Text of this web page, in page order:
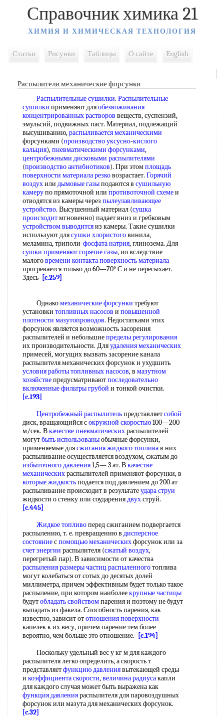
Справочник химика 21
ХИМИЯ И ХИМИЧЕСКАЯ ТЕХНОЛОГИЯ
Статьи Рисунки Таблицы О сайте English
Распылители механические форсунки
Распылительные сушилки. Распылительные
сушилки применяют дляобезвоживания
концентрированных растворов веществ, суспензий,
эмульсий, подвижных паст. Материал, подлежащий
высушиванию,распыливается механическими
форсунками (производство уксусно-кислого
кальция),пневматическими форсунками,
центробежными дисковыми распылителями
(производство антибиотиков). При этомплощадь
поверхности материала резковозрастает. Горячий
воздухили дымовые газыподаются в сушильную
камерупо прямоточной или противоточной схемеи
отводятся из камеры через пылеулавливающее
устройство. Высушенный материал (сушка
происходитмгновенно) падает вниз и гребковым
устройством выводитсяиз камеры. Такие сушилки
используют длясушки хлористоговинила,
меламина, триполи-фосфата натрия, глинозема. Для
сушки применяютгорячие газы, ио вследствие
малоговремени контактаповерхность материала
прогревается только до 60—70° С и не пересыхает.
Здесь [c.259]
Однакомеханические форсунки требуют
установки топливных насосов и повышенной
плотности мазутопроводов. Недостатками этих
форсунок является возможность засорения
распылителей и небольшиепределы регулирования
их производительности. Дляудаления механических
примесей, могущих вызвать засорение канала
распылителя механических форсунок и ухудшить
условия работытопливных насосов, в мазутном
хозяйствепредусматриваютпоследовательно
включенныефильтры грубой и тонкой очистки.
[c.193]
Центробежный распылительпредставляетсобой
диск, вращающийся сокружной скоростью100—200
м/сек. Вкачестве пневматическихраспылителей
могутбыть использованыобычные форсунки,
применяемые длясжигания жидкого топливав них
распыливание осуществляется воздухом, сжатым до
избыточного давления1,5— 3 ат. Вкачестве
механическихраспылителей применяют форсунки, в
которые жидкостьподается под давлением до 200 ат
распыливание происходит в результатеудара струи
жидкости о стенку или соударениядвухструй.
[c.445]
Жидкое топливоперед сжиганием подвергается
распылению, т. е. превращению в дисперсное
состояниеспомощью механическихфорсунок или за
счет энергии распылителя (сжатый воздух,
перегретый пар). В зависимости от качества
распыления размерычастиц распыленноготоплива
могут колебаться от сотых до десятых долей
миллиметра, причем эффективным будет только такое
распыление, при котором наиболеекрупные частицы
будутобладать свойствомпарения и поэтому не будут
выпадать из факела. Способность парения, как
известно, зависит ототношения поверхности
капелек к их весу, причем парение тем более
вероятно, чем больше это отношение.
[c.194]
Поскольку удельный вес у кг м для каждого
распылителя легко определить, а скорость т
представляетфункцию давлениявытекающей среды
и коэффициента скорости,величина радиусакапли
для каждого случая может быть выражена как
функция давленияраспылителя для паровоздушных
форсунок или мазута для механических форсунок.
[c.32]